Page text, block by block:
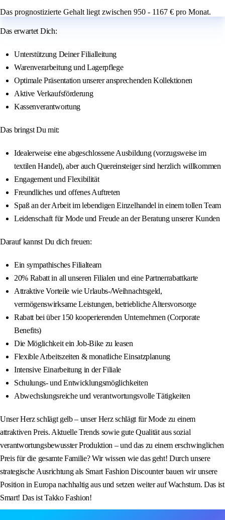
Das prognostizierte Gehalt liegt zwischen 950 - 1167 € pro Monat.
Das erwartet Dich:
Unterstützung Deiner Filialleitung
Warenverarbeitung und Lagerpflege
Optimale Präsentation unserer ansprechenden Kollektionen
Aktive Verkaufsförderung
Kassenverantwortung
Das bringst Du mit:
Idealerweise eine abgeschlossene Ausbildung (vorzugsweise im
textilen Handel), aber auch Quereinsteiger sind herzlich willkommen
Engagement und Flexibilität
Freundliches und offenes Auftreten
Spaß an der Arbeit im lebendigen Einzelhandel in einem tollen Team
Leidenschaft für Mode und Freude an der Beratung unserer Kunden
Darauf kannst Du dich freuen:
Ein sympathisches Filialteam
20% Rabatt in all unseren Filialen und eine Partnerrabattkarte
Attraktive Vorteile wie Urlaubs-/Weihnachtsgeld,
vermögenswirksame Leistungen, betriebliche Altersvorsorge
Rabatt bei über 150 kooperierenden Unternehmen (Corporate
Benefits)
Die Möglichkeit ein Job-Bike zu leasen
Flexible Arbeitszeiten & monatliche Einsatzplanung
Intensive Einarbeitung in der Filiale
Schulungs- und Entwicklungsmöglichkeiten
Abwechslungsreiche und verantwortungsvolle Tätigkeiten
Unser Herz schlägt gelb – unser Herz schlägt für Mode zu einem
attraktiven Preis. Aktuelle Trends sowie gute Qualität aus sozial
verantwortungsbewusster Produktion – und das zu einem erschwinglichen
Preis für die gesamte Familie? Wir wissen wie das geht! Durch unsere
strategische Ausrichtung als Smart Fashion Discounter bauen wir unsere
Position in Europa nachhaltig aus und setzen weiter auf Wachstum. Das ist
Smart! Das ist Takko Fashion!